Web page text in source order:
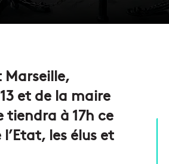
Marseille,
et de la maire
tiendra à 17h ce
les élus et